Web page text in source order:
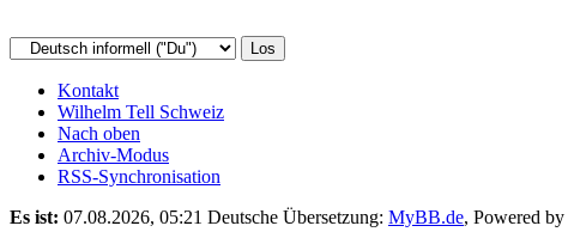
Kontakt
Wilhelm Tell Schweiz
Nach oben
Archiv-Modus
RSS-Synchronisation
Es ist: 07.08.2026, 05:21 Deutsche Übersetzung: MyBB.de, Powered by